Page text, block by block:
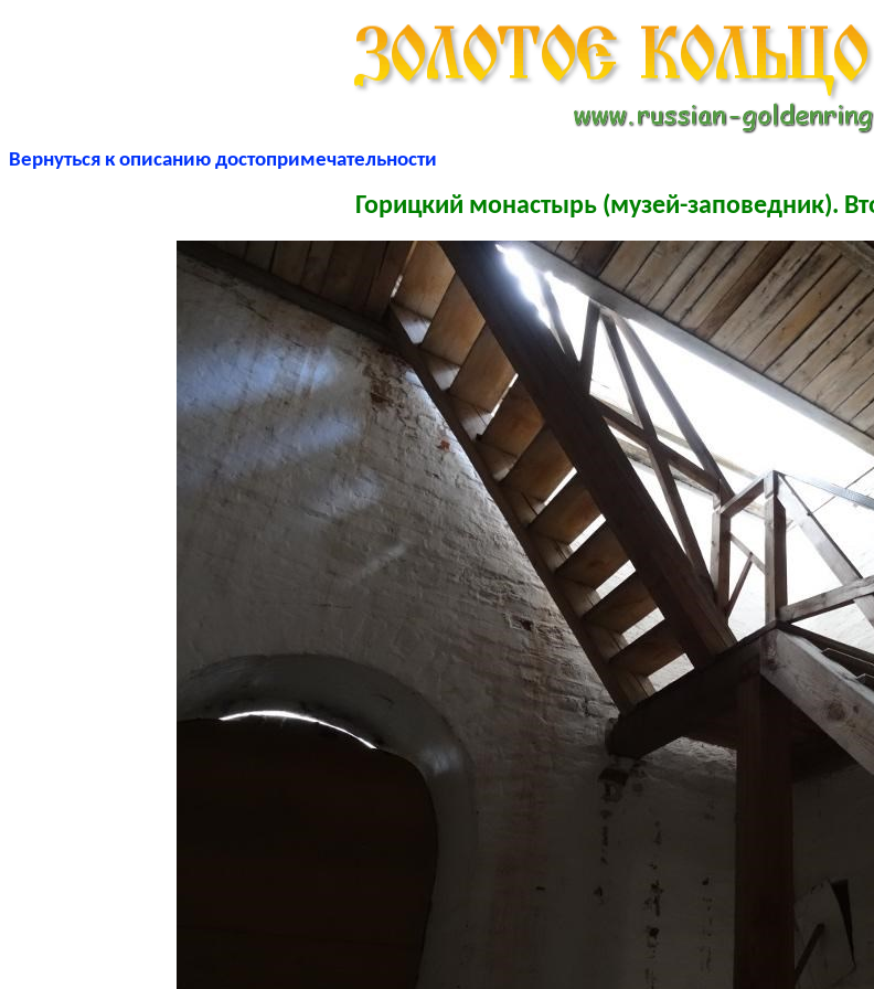
Вернуться к описанию достопримечательности
Горицкий монастырь (музей-заповедник).